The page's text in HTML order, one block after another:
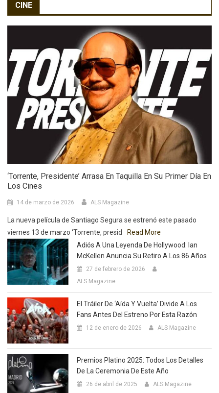
CINE
‘Torrente, Presidente’ Arrasa En Taquilla En Su Primer Día En
Los Cines
14 de marzo de 2026 ALS Magazine
La nueva película de Santiago Segura se estrenó este pasado
viernes 13 de marzo ‘Torrente, presid
Read More
Adiós A Una Leyenda De Hollywood: Ian
McKellen Anuncia Su Retiro A Los 86 Años
27 de febrero de 2026
ALS Magazine
El Tráiler De ‘Aída Y Vuelta’ Divide A Los
Fans Antes Del Estreno Por Esta Razón
12 de enero de 2026 ALS Magazine
Premios Platino 2025: Todos Los Detalles
De La Ceremonia De Este Año
26 de abril de 2025 ALS Magazine